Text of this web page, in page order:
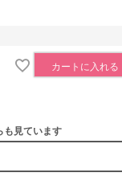
カートに入れる
も見ています